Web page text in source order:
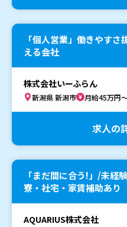
「個人営業」働きやす
える会社
株式会社いーふらん
新潟県 新潟市 月給45万円
求人の
「まだ間に合う!」/未経
寮・社宅・家賃補助あり
AQUARIUS株式会社